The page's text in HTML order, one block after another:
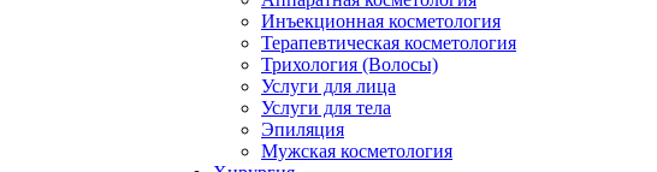
Инъекционная косметология
Терапевтическая косметология
Трихология (Волосы)
Услуги для лица
Услуги для тела
Эпиляция
Мужская косметология